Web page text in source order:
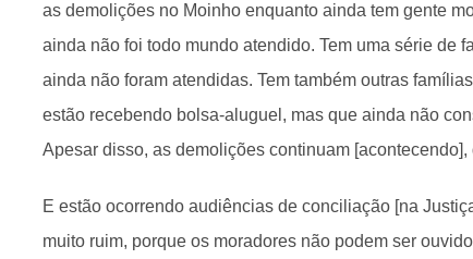
as demolições no Moinho enquanto ainda tem gente
ainda não foi todo mundo atendido. Tem uma série de
ainda não foram atendidas. Tem também outras
estão recebendo bolsa-aluguel, mas que ainda não
Apesar disso, as demolições continuam [acontecendo],
E estão ocorrendo audiências de conciliação [na
muito ruim, porque os moradores não podem ser